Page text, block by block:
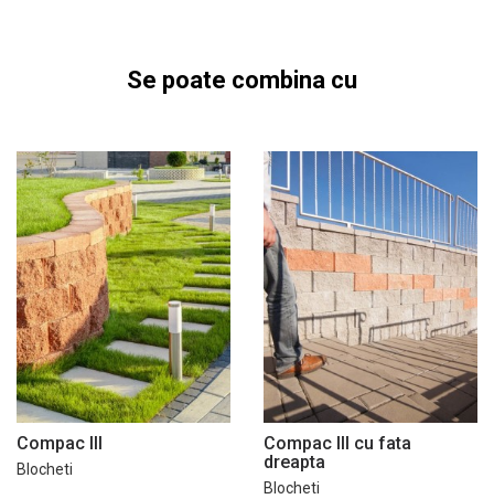
Se poate combina cu
Compac III
Blocheti
Compac III cu fata
dreapta
Blocheti